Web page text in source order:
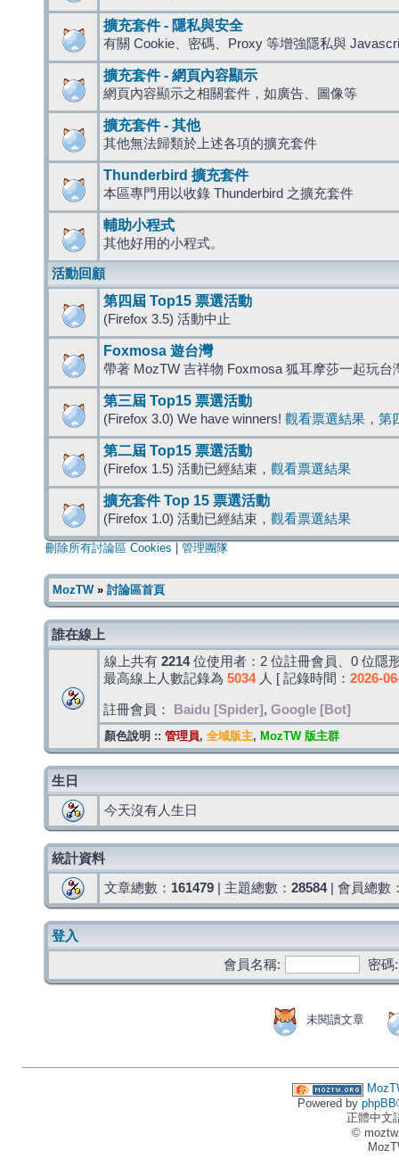
擴充套件 - 隱私與安全
有關 Cookie、密碼、Proxy 等增強隱私與
擴充套件 - 網頁內容顯示
網頁內容顯示之相關套件，如廣告、圖像等
擴充套件 - 其他
其他無法歸類於上述各項的擴充套件
Thunderbird 擴充套件
本區專門用以收錄 Thunderbird 之擴充套件
輔助小程式
其他好用的小程式。
活動回顧
第四屆 Top15 票選活動
(Firefox 3.5) 活動中止
Foxmosa 遊台灣
帶著 MozTW 吉祥物 Foxmosa 狐耳摩莎一起玩台
第三屆 Top15 票選活動
(Firefox 3.0) We have winners! 觀看票選結果 ， 第
第二屆 Top15 票選活動
(Firefox 1.5) 活動已經結束， 觀看票選結果
擴充套件 Top 15 票選活動
(Firefox 1.0) 活動已經結束， 觀看票選結果
刪除所有討論區 Cookies 管理團隊
MozTW» 討論區首頁
誰在線上
線上共有 2214位使用者：2 位註冊會員、0 位隱
最高線上人數記錄為 5034人 [ 記錄時間： 2026-
註冊會員： Baidu [Spider] , Google [Bot]
顏色說明 :: 管理員, 全域版主, MozTW 版主群
生日
今天沒有人生日
統計資料
文章總數： 161479 | 主題總數： 28584| 會員總數
登入
會員名稱:
密碼:
未閱讀文章
Powered by phpBB
正體中文
©